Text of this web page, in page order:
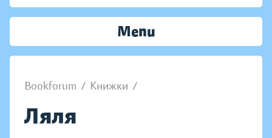
Menu
Bookforum / Книжки /
Ляля